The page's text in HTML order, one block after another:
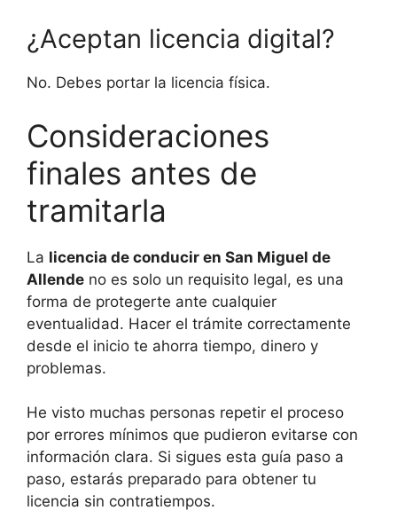
¿Aceptan licencia digital?
No. Debes portar la licencia física.
Consideraciones
finales antes de
tramitarla
La licencia de conducir en San Miguel de
Allende no es solo un requisito legal, es una
forma de protegerte ante cualquier
eventualidad. Hacer el trámite correctamente
desde el inicio te ahorra tiempo, dinero y
problemas.
He visto muchas personas repetir el proceso
por errores mínimos que pudieron evitarse con
información clara. Si sigues esta guía paso a
paso, estarás preparado para obtener tu
licencia sin contratiempos.